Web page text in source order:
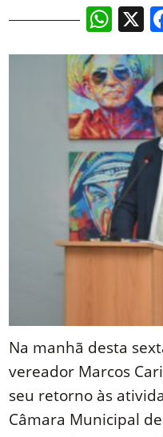
X
Na manhã desta
vereador Marcos
seu retorno às
Câmara Municipal